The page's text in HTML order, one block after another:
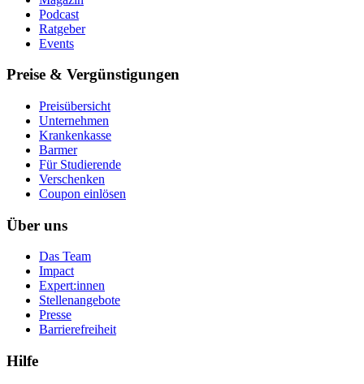
Podcast
Ratgeber
Events
Preise & Vergünstigungen
Preisübersicht
Unternehmen
Krankenkasse
Barmer
Für Studierende
Ver­schen­ken
Coupon einlösen
Über uns
Das Team
Impact
Expert:innen
Stellenangebote
Presse
Barrierefreiheit
Hilfe